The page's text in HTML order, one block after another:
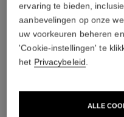
materiaal
18K geelgoud
ervaring te bieden,
aanbevelingen op onze
uw voorkeuren beheren
'Cookie-instellingen' te
het Privacybeleid.
ALLE